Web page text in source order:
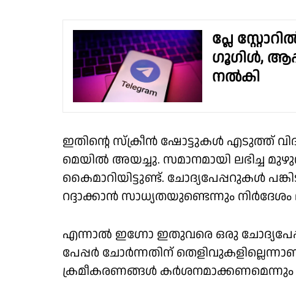
പ്ലേ
ഗൂഗിൾ,
നൽകി
ഇതിൻ്റെ സ്‌ക്രീന്‍ ഷോട്ടുകള്‍ എടുത്ത്
മെയില്‍ അയച്ചു. സമാനമായി ലഭിച്ച
കൈമാറിയിട്ടുണ്ട്. ചോദ്യപേപ്പറുകള്‍
റദ്ദാക്കാന്‍ സാധ്യതയുണ്ടെന്നും
എന്നാല്‍ ഇഗ്നോ ഇതുവരെ ഒരു ചോദ്യപേപ്പറും
പേപ്പര്‍ ചോര്‍ന്നതിന്
ക്രമീകരണങ്ങള്‍ കര്‍ശനമാക്കണമെന്നും